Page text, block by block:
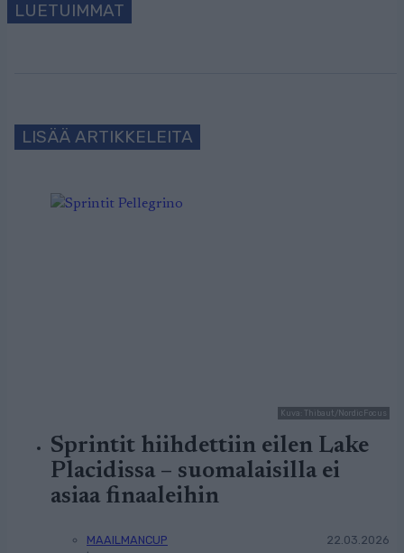
LUETUIMMAT
LISÄÄ ARTIKKELEITA
Kuva: Thibaut/NordicFocus
Sprintit hiihdettiin eilen Lake
Placidissa – suomalaisilla ei
asiaa finaaleihin
MAAILMANCUP
22.03.2026